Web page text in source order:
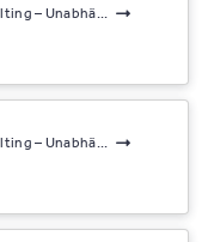
– Unabhä...
– Unabhä...